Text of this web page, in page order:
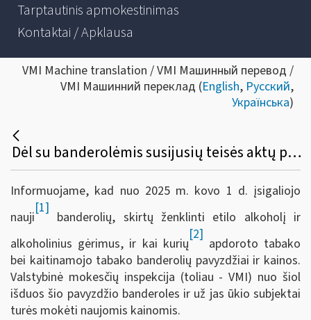
Tarptautinis apmokestinimas
Kontaktai / Apklausa
VMI Machine translation / VMI Машинный перевод /
VMI Машинний переклад (English, Русский,
Українська)
Dėl su banderolėmis susijusių teisės aktų pasikeitimų
Informuojame, kad nuo 2025 m. kovo 1 d. įsigaliojo
nauji
[1]
banderolių, skirtų ženklinti etilo alkoholį ir
alkoholinius gėrimus, ir kai kurių
[2]
apdoroto tabako
bei kaitinamojo tabako banderolių pavyzdžiai ir kainos.
Valstybinė mokesčių inspekcija (toliau - VMI) nuo šiol
išduos šio pavyzdžio banderoles ir už jas ūkio subjektai
turės mokėti naujomis kainomis.